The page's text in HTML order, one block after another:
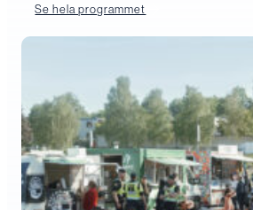
Se hela programmet